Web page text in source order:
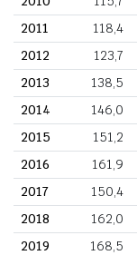
2011
118,4
2012
123,7
2013
138,5
2014
146,0
2015
151,2
2016
161,9
2017
150,4
2018
162,0
2019
168,5